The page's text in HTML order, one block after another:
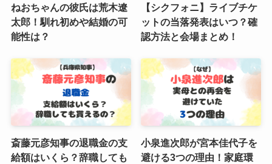
ねおちゃんの彼氏は荒木遼
太郎！馴れ初めや結婚の可
能性は？
【シクフォニ】ライブチケ
ットの当落発表はいつ？確
認方法と会場まとめ！
斎藤元彦知事の退職金の支
給額はいくら？辞職しても
小泉進次郎が宮本佳代子を
避ける3つの理由！家庭環